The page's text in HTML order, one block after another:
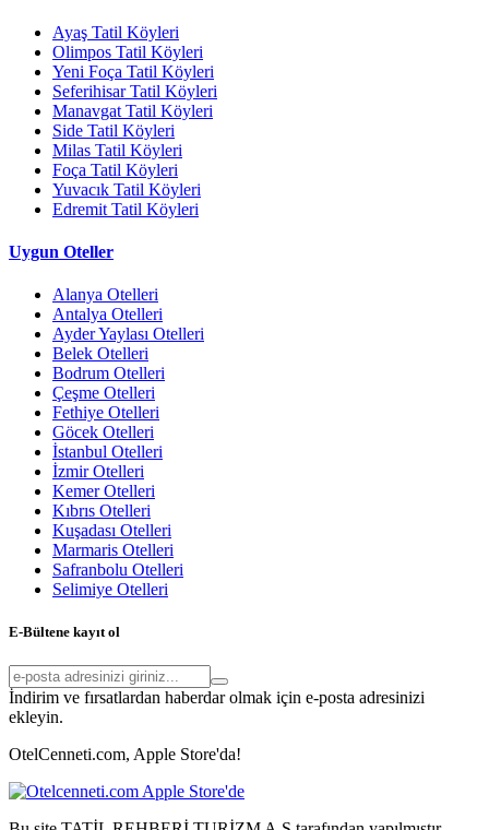
Ayaş Tatil Köyleri
Olimpos Tatil Köyleri
Yeni Foça Tatil Köyleri
Seferihisar Tatil Köyleri
Manavgat Tatil Köyleri
Side Tatil Köyleri
Milas Tatil Köyleri
Foça Tatil Köyleri
Yuvacık Tatil Köyleri
Edremit Tatil Köyleri
Uygun Oteller
Alanya Otelleri
Antalya Otelleri
Ayder Yaylası Otelleri
Belek Otelleri
Bodrum Otelleri
Çeşme Otelleri
Fethiye Otelleri
Göcek Otelleri
İstanbul Otelleri
İzmir Otelleri
Kemer Otelleri
Kıbrıs Otelleri
Kuşadası Otelleri
Marmaris Otelleri
Safranbolu Otelleri
Selimiye Otelleri
E-Bültene kayıt ol
İndirim ve fırsatlardan haberdar olmak için e-posta adresinizi
ekleyin.
OtelCenneti.com, Apple Store'da!